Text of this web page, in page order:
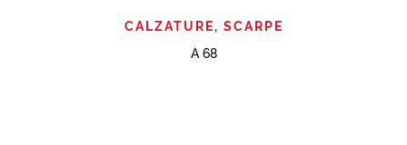
CALZATURE, SCARPE
A 68